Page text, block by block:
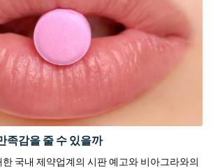
족감을 줄 수 있을까
국내 제약업계의 시판 예고와 비아그라와의